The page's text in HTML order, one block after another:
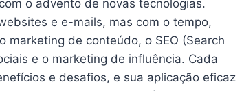
o advento de novas tecnologias.
e e-mails, mas com o tempo,
marketing de conteúdo, o SEO (Search
e o marketing de influência. Cada
e desafios, e sua aplicação eficaz